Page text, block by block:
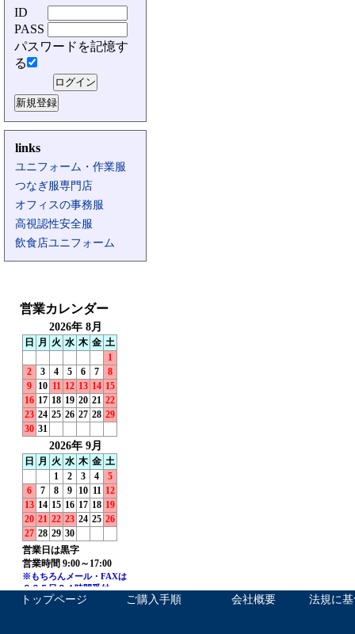
ID
PASS
パスワードを記憶す
る
links
ユニフォーム・作業服
つなぎ服専門店
オフィスの事務服
高視認性安全服
飲食店ユニフォーム
トップページ ご購入手順 会社概要 法規に